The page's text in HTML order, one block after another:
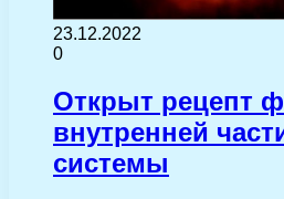
23.12.2022
0
Открыт рецепт
внутренней
системы